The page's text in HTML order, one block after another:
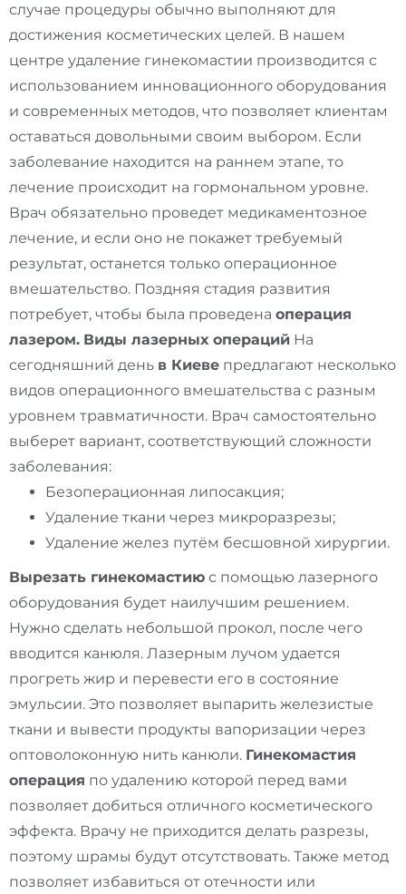
случае процедуры обычно выполняют для
достижения косметических целей. В нашем
центре удаление гинекомастии производится с
использованием инновационного оборудования
и современных методов, что позволяет клиентам
оставаться довольными своим выбором. Если
заболевание находится на раннем этапе, то
лечение происходит на гормональном уровне.
Врач обязательно проведет медикаментозное
лечение, и если оно не покажет требуемый
результат, останется только операционное
вмешательство. Поздняя стадия развития
потребует, чтобы была проведена операция
лазером. Виды лазерных операций На
сегодняшний день в Киеве предлагают несколько
видов операционного вмешательства с разным
уровнем травматичности. Врач самостоятельно
выберет вариант, соответствующий сложности
заболевания:
Безоперационная липосакция;
Удаление ткани через микроразрезы;
Удаление желез путём бесшовной хирургии.
Вырезать гинекомастию с помощью лазерного
оборудования будет наилучшим решением.
Нужно сделать небольшой прокол, после чего
вводится канюля. Лазерным лучом удается
прогреть жир и перевести его в состояние
эмульсии. Это позволяет выпарить железистые
ткани и вывести продукты вапоризации через
оптоволоконную нить канюли. Гинекомастия
операция по удалению которой перед вами
позволяет добиться отличного косметического
эффекта. Врачу не приходится делать разрезы,
поэтому шрамы будут отсутствовать. Также метод
позволяет избавиться от отечности или